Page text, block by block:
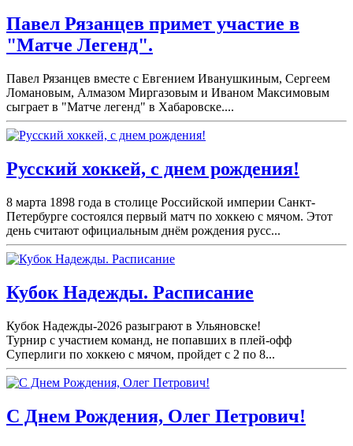
Павел Рязанцев примет участие в
"Матче Легенд".
Павел Рязанцев вместе с Евгением Иванушкиным, Сергеем
Ломановым, Алмазом Миргазовым и Иваном Максимовым
сыграет в "Матче легенд" в Хабаровске....
Русский хоккей, с днем рождения!
8 марта 1898 года в столице Российской империи Санкт-
Петербурге состоялся первый матч по хоккею с мячом. Этот
день считают официальным днём рождения русс...
Кубок Надежды. Расписание
Кубок Надежды-2026 разыграют в Ульяновске!
Турнир с участием команд, не попавших в плей-офф
Суперлиги по хоккею с мячом, пройдет с 2 по 8...
С Днем Рождения, Олег Петрович!